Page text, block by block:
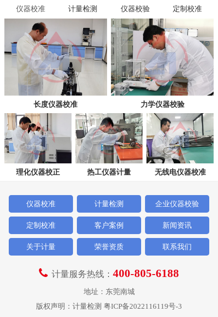
仪器校准 计量检测 仪器校验 定制校准
长度仪器校准 力学仪器校验
理化仪器校正 热工仪器计量 无线电仪器校准
仪器校准 计量检测 企业仪器校验
定制校准 客户案例 新闻资讯
关于计量 荣誉资质 联系我们
计量服务热线： 400-805-6188
地址：东莞南城
版权声明： 计量检测 粤ICP备2022116119号-3